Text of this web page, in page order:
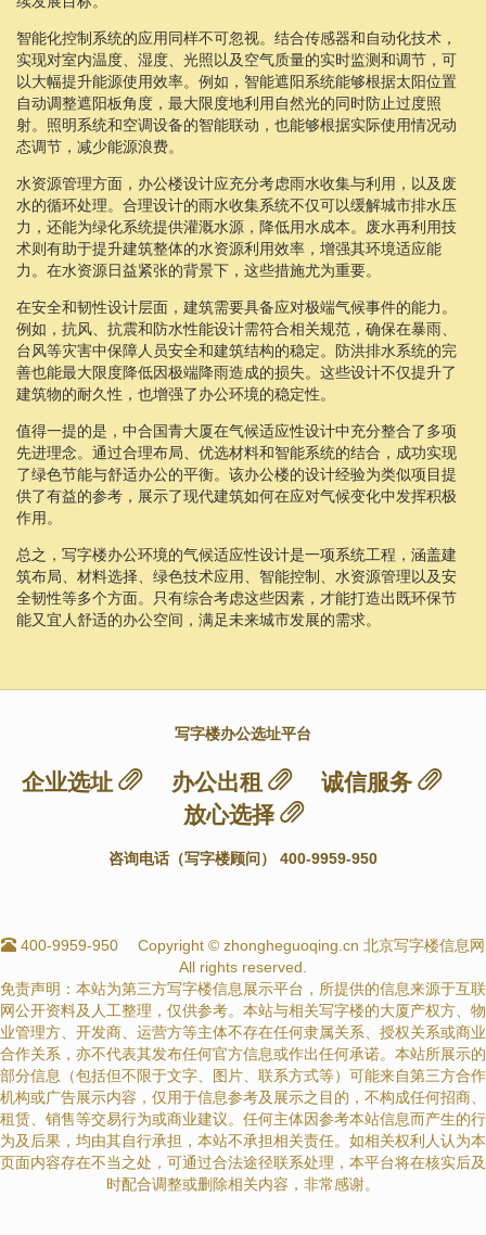
智能化控制系统的应用同样不可忽视。结合传感器和自动化技术，
实现对室内温度、湿度、光照以及空气质量的实时监测和调节，可
以大幅提升能源使用效率。例如，智能遮阳系统能够根据太阳位置
自动调整遮阳板角度，最大限度地利用自然光的同时防止过度照
射。照明系统和空调设备的智能联动，也能够根据实际使用情况动
态调节，减少能源浪费。
水资源管理方面，办公楼设计应充分考虑雨水收集与利用，以及废
水的循环处理。合理设计的雨水收集系统不仅可以缓解城市排水压
力，还能为绿化系统提供灌溉水源，降低用水成本。废水再利用技
术则有助于提升建筑整体的水资源利用效率，增强其环境适应能
力。在水资源日益紧张的背景下，这些措施尤为重要。
在安全和韧性设计层面，建筑需要具备应对极端气候事件的能力。
例如，抗风、抗震和防水性能设计需符合相关规范，确保在暴雨、
台风等灾害中保障人员安全和建筑结构的稳定。防洪排水系统的完
善也能最大限度降低因极端降雨造成的损失。这些设计不仅提升了
建筑物的耐久性，也增强了办公环境的稳定性。
值得一提的是，中合国青大厦在气候适应性设计中充分整合了多项
先进理念。通过合理布局、优选材料和智能系统的结合，成功实现
了绿色节能与舒适办公的平衡。该办公楼的设计经验为类似项目提
供了有益的参考，展示了现代建筑如何在应对气候变化中发挥积极
作用。
总之，写字楼办公环境的气候适应性设计是一项系统工程，涵盖建
筑布局、材料选择、绿色技术应用、智能控制、水资源管理以及安
全韧性等多个方面。只有综合考虑这些因素，才能打造出既环保节
能又宜人舒适的办公空间，满足未来城市发展的需求。
写字楼办公选址平台
企业选址 办公出租
诚信服务
放心选择
咨询电话（写字楼顾问） 400-9959-950
400-9959-950
Copyright © zhongheguoqing.cn 北京写字楼信息网
All rights reserved.
免责声明：本站为第三方写字楼信息展示平台，所提供的信息来源于互联
网公开资料及人工整理，仅供参考。本站与相关写字楼的大厦产权方、物
业管理方、开发商、运营方等主体不存在任何隶属关系、授权关系或商业
合作关系，亦不代表其发布任何官方信息或作出任何承诺。本站所展示的
部分信息（包括但不限于文字、图片、联系方式等）可能来自第三方合作
机构或广告展示内容，仅用于信息参考及展示之目的，不构成任何招商、
租赁、销售等交易行为或商业建议。任何主体因参考本站信息而产生的行
为及后果，均由其自行承担，本站不承担相关责任。如相关权利人认为本
页面内容存在不当之处，可通过合法途径联系处理，本平台将在核实后及
时配合调整或删除相关内容，非常感谢。